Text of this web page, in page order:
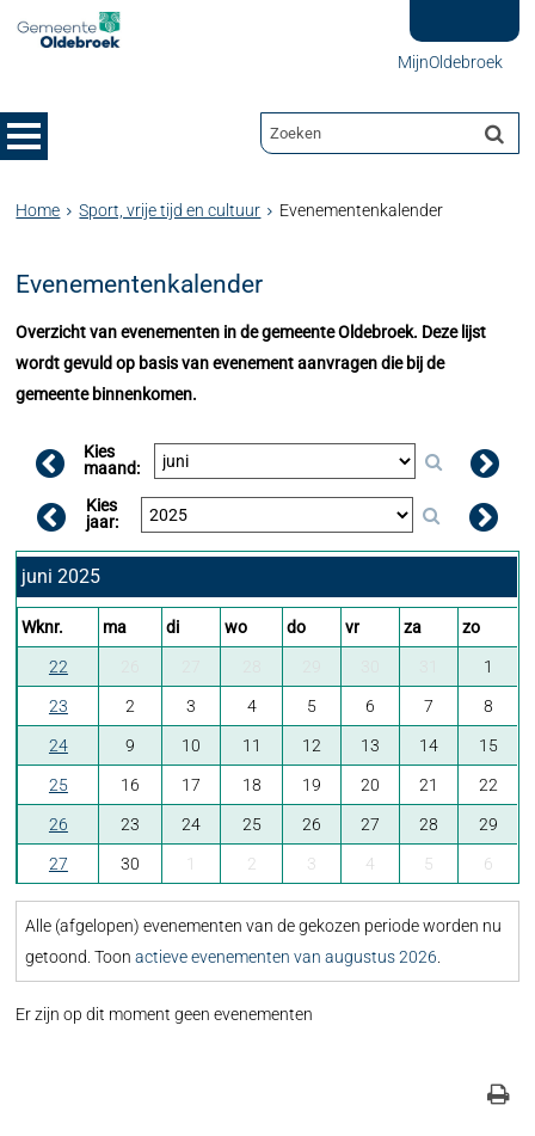
MijnOldebroek
Home Sport, vrije tijd en cultuur Evenementenkalender
Evenementenkalender
Overzicht van evenementen in de gemeente Oldebroek. Deze lijst
wordt gevuld op basis van evenement aanvragen die bij de
gemeente binnenkomen.
Kies
maand:
Kies
jaar:
juni 2025
Wknr. ma di wo do vr za zo
22 1
23 2 3 4 5 6 7 8
24 9 10 11 12 13 14 15
25 16 17 18 19 20 21 22
26 23 24 25 26 27 28 29
27 30 1 2 3 4 5 6
Alle (afgelopen) evenementen van de gekozen periode worden nu
getoond. Toonactieve evenementen van augustus 2026
Er zijn op dit moment geen evenementen